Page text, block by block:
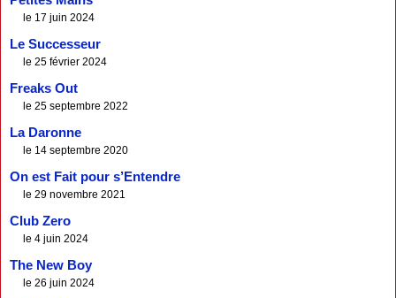
le 17 juin 2024
Le Successeur
le 25 février 2024
Freaks Out
le 25 septembre 2022
La Daronne
le 14 septembre 2020
On est Fait pour s’Entendre
le 29 novembre 2021
Club Zero
le 4 juin 2024
The New Boy
le 26 juin 2024